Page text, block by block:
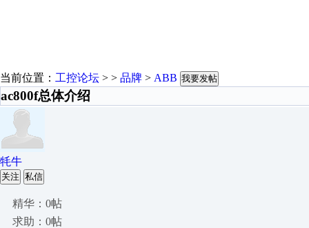
当前位置： 工控论坛 > > 品牌 > ABB 我要发帖
ac800f总体介绍
牦牛
关注 私信
精华：0帖
求助：0帖